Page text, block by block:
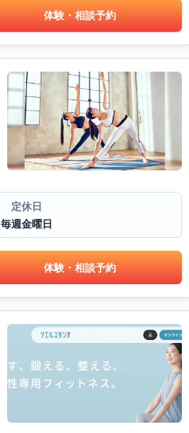
体験・相談予約
定休日
毎週金曜日
体験・相談予約